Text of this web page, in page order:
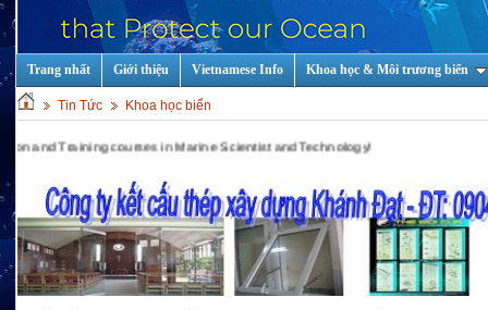
Trang nhất Giới thiệu Vietnamese Info Khoa học & Môi trương biển
Tin Tức Khoa học biển
courses in Marine Scientist and Technology!